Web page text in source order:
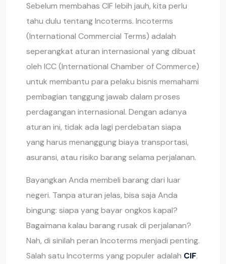
Sebelum membahas CIF lebih jauh, kita perlu
tahu dulu tentang Incoterms. Incoterms
(International Commercial Terms) adalah
seperangkat aturan internasional yang dibuat
oleh ICC (International Chamber of Commerce)
untuk membantu para pelaku bisnis memahami
pembagian tanggung jawab dalam proses
perdagangan internasional. Dengan adanya
aturan ini, tidak ada lagi perdebatan siapa
yang harus menanggung biaya transportasi,
asuransi, atau risiko barang selama perjalanan.
Bayangkan Anda membeli barang dari luar
negeri. Tanpa aturan jelas, bisa saja Anda
bingung: siapa yang bayar ongkos kapal?
Bagaimana kalau barang rusak di perjalanan?
Nah, di sinilah peran Incoterms menjadi penting.
Salah satu Incoterms yang populer adalah CIF.